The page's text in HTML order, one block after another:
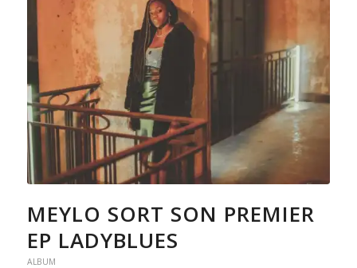
MEYLO SORT SON PREMIER
EP LADYBLUES
ALBUM